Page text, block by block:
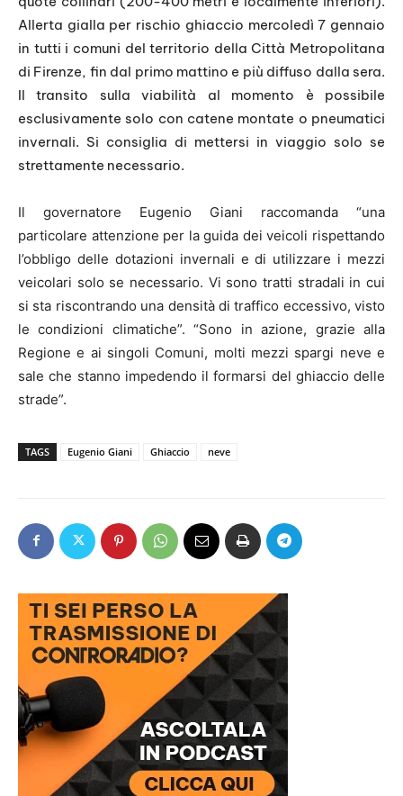
Allerta gialla per rischio ghiaccio mercoledì 7 gennaio
in tutti i comuni del territorio della Città Metropolitana
di Firenze, fin dal primo mattino e più diffuso dalla sera.
Il transito sulla viabilità al momento è possibile
esclusivamente solo con catene montate o pneumatici
invernali. Si consiglia di mettersi in viaggio solo se
strettamente necessario.
Il governatore Eugenio Giani raccomanda “una
particolare attenzione per la guida dei veicoli rispettando
l’obbligo delle dotazioni invernali e di utilizzare i mezzi
veicolari solo se necessario. Vi sono tratti stradali in cui
si sta riscontrando una densità di traffico eccessivo, visto
le condizioni climatiche”. “Sono in azione, grazie alla
Regione e ai singoli Comuni, molti mezzi spargi neve e
sale che stanno impedendo ilformarsi del ghiaccio delle
strade”.
TAGS Eugenio Giani Ghiaccio neve